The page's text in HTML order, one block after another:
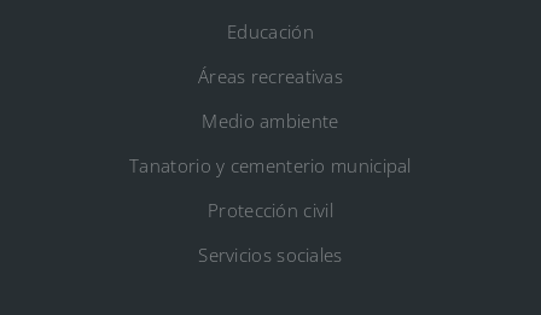
Educación
Áreas recreativas
Medio ambiente
Tanatorio y cementerio municipal
Protección civil
Servicios sociales